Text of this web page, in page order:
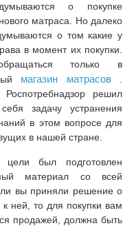
о покупке
матраса. Но далеко
о том какие у
в момент их покупки.
только в
магазин матрасов
Роспотребнадзор решил
задачу устранения
в этом вопросе для
в нашей стране.
был подготовлен
материал со всей
вы приняли решение о
к ней, то для покупки вам
продажей, должна быть